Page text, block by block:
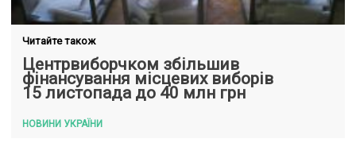
Читайте також
Центрвиборчком збільшив
фінансування місцевих виборів
15 листопада до 40 млн грн
НОВИНИ УКРАЇНИ